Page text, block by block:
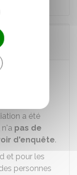
ou
a été
n'a pas de
d'enquête.
et pour les
personnes